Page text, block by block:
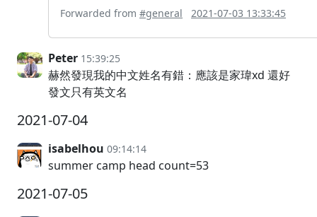
Forwarded from #general 2021-07-03 13:33:45
Peter 15:39:25
赫然發現我的中文姓名有錯：應該是家瑋xd 還好
發文只有英文名
2021-07-04
isabelhou 09:14:14
summer camp head count=53
2021-07-05